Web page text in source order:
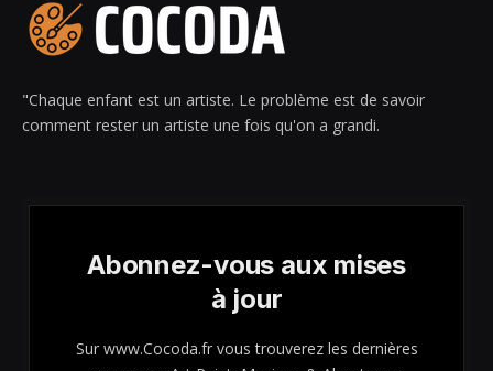
"Chaque enfant est un artiste. Le problème est de savoir
comment rester un artiste une fois qu'on a grandi.
Abonnez-vous aux mises
à jour
Sur www.Cocoda.fr vous trouverez les dernières